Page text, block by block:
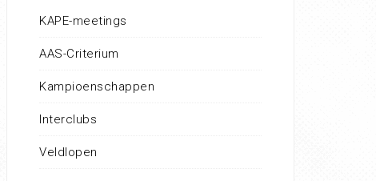
KAPE-meetings
AAS-Criterium
Kampioenschappen
Interclubs
Veldlopen